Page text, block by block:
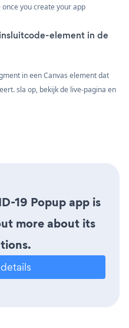
you create your app
element in de
in een Canvas element dat
sla op, bekijk de live-pagina en
19 Popup app is
more about its